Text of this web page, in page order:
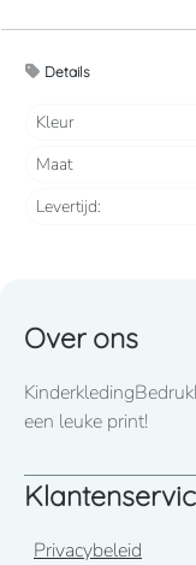
Hoofdomtrek: 53 cm.
Details
Kleur
Maat
Levertijd:
Over ons
een leuke print!
Privacybeleid